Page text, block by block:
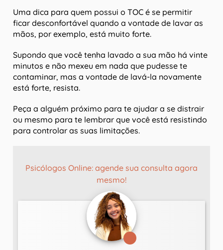
Uma dica para quem possui o TOC é se permitir
ficar desconfortável quando a vontade de lavar as
mãos, por exemplo, está muito forte.
Supondo que você tenha lavado a sua mão há vinte
minutos e não mexeu em nada que pudesse te
contaminar, mas a vontade de lavá-la novamente
está forte, resista.
Peça a alguém próximo para te ajudar a se distrair
ou mesmo para te lembrar que você está resistindo
para controlar as suas limitações.
Psicólogos Online: agende sua consulta agora
mesmo!